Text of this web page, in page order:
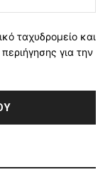
ταχυδρομείο και
για την